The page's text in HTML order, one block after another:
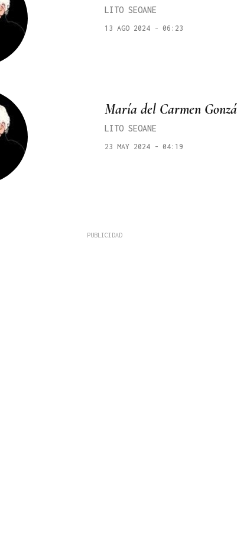
LITO SEOANE
13 AGO 2024 - 06:23
María del Carmen
LITO SEOANE
23 MAY 2024 - 04:19